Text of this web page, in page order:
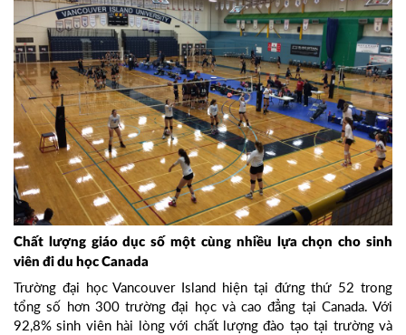
Chất lượng giáo dục số một cùng nhiều lựa chọn cho sinh
viên đi du học Canada
Trường đại học Vancouver Island hiện tại đứng thứ 52 trong
tổng số hơn 300 trường đại học và cao đẳng tại Canada. Với
92,8% sinh viên hài lòng với chất lượng đào tạo tại trường và